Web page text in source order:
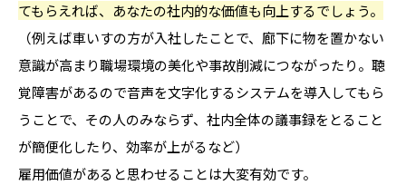
てもらえれば、あなたの社内的な価値も向上するでしょう。
（例えば車いすの方が入社したことで、廊下に物を置かない
意識が高まり職場環境の美化や事故削減につながったり。聴
覚障害があるので音声を文字化するシステムを導入してもら
うことで、その人のみならず、社内全体の議事録をとること
が簡便化したり、効率が上がるなど）
雇用価値があると思わせることは大変有効です。